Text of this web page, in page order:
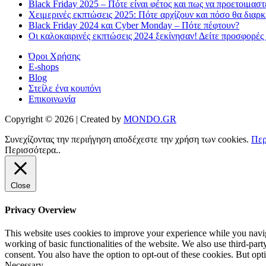
Black Friday 2025 – Πότε είναι φέτος και πως να
Χειμερινές εκπτώσεις 2025: Πότε αρχίζουν και πόσο θα
Black Friday 2024 και Cyber Monday – Πότε πέφτουν?
Οι καλοκαιρινές εκπτώσεις 2024 ξεκίνησαν! Δείτε
Όροι Χρήσης
E-shops
Blog
Στείλε ένα κουπόνι
Επικοινωνία
Copyright © 2026 | Created by MONDO.GR
Συνεχίζοντας την περιήγηση αποδέχεστε την χρήση των cookies.
Περισσότερα..
Close
Privacy Overview
This website uses cookies to improve your experience while you
working of basic functionalities of the website. We also use third-
consent. You also have the option to opt-out of these cookies. But